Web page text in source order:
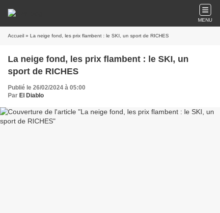
MENU
Accueil » La neige fond, les prix flambent : le SKI, un sport de RICHES
La neige fond, les prix flambent : le SKI, un
sport de RICHES
Publié le 26/02/2024 à 05:00
Par El Diablo